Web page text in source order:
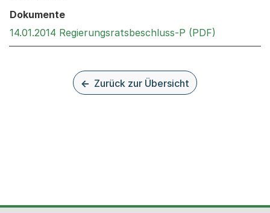
Dokumente
14.01.2014 Regierungsratsbeschluss-P (PDF)
Zurück zur Übersicht